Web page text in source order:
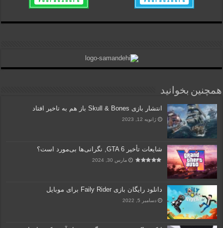
همچنین بخوانید
انتشار بازی Skull & Bones باز هم به تاخیر افتاد
ژانویه 12, 2023
شایعات تأخیر GTA 6, نگرانی‌ها بی‌مورد است؟
مارس 30, 2024
دانلود رایگان بازی Faily Rider برای موبایل
دسامبر 5, 2022